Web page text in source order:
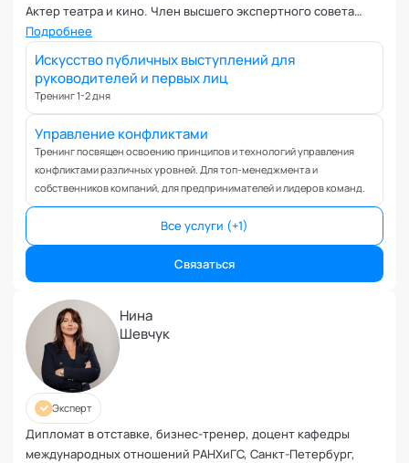
Коучинг руководителей
Кризисы
Маркетинговые и PR коммуникации
Международные коммуникации
Межличностные конфликты
Наставничество
Невроз
Обучение и образовательные программы
Ораторское искусство
Организация и проведение переговоров
Осознанность
Отношения в паре
Отношения с родителями
Персональный коучинг
Пищевое поведение
Планирование и внедрение изменений
Поведенческий анализ
Подготовка и обучение специалистов
Актер театра и кино. Член высшего экспертного совета
кафедры "Трансперсональная психология" Академии
социальных технологий
Подробнее
Искусство публичных выступлений для
руководителей и первых лиц
Тренинг 1-2 дня
Управление конфликтами
Тренинг посвящен освоению принципов и технологий управления
конфликтами различных уровней. Для топ-менеджмента и
собственников компаний, для предпринимателей и лидеров команд.
Все услуги (+1)
Связаться
Нина
Шевчук
Эксперт
Дипломат в отставке, бизнес-тренер, доцент кафедры
международных отношений РАНХиГС, Санкт-Петербург,